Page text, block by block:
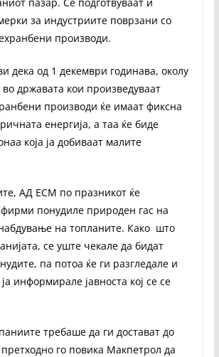
за индустриите поврзани со
производи.
дека од 1 декември годинава, околу
државата кои произведуваат
производи ќе имаат фиксна
енергија, а таа ќе биде
која ја добиваат малите
АД ЕСМ по празникот ќе
понудиле природен гас на
на топланите. Како што
се уште чекале да бидат
па потоа ќе ги разгледале и
информирале јавноста кој се се
требаше да ги достават до
го повика Макпетрол да